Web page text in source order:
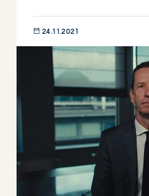
24.11.2021
JETZT ENTDECKEN